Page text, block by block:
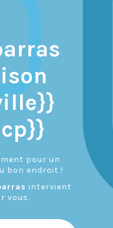
pour un
bon endroit !
intervient
vous.